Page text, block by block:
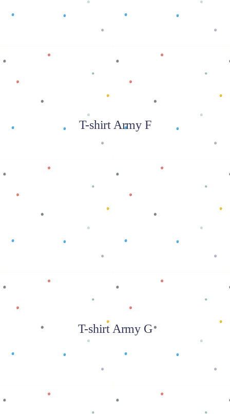
Baca selengkapnya
T-shirt Army F
Baca selengkapnya
T-shirt Army G